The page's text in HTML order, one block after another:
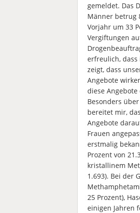
gemeldet. Das
Männer betrug
Vorjahr um 33
Vergiftungen
erfreulich, dass
zeigt, dass
Angebote
diese
Besonders
bereitet mir,
Angebote
Frauen
erstmalig
Prozent von
kristallinem
1.693). Bei der
25 Prozent),
einigen Jahren